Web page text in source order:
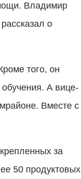
Владимир
о
того, он
А вице-
Вместе с
за
50 продуктовых